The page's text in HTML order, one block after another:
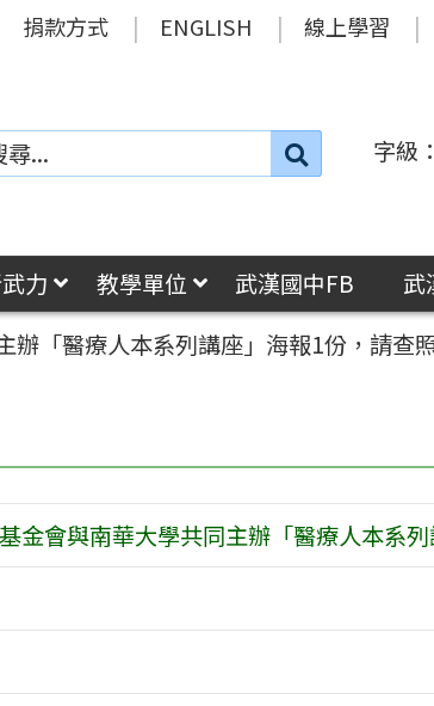
捐款方式 ENGLISH 線上學習
搜
字級：
力 教學單位 武漢國中FB 武
辦「醫療人本系列講座」海報1份，請查
金會與南華大學共同主辦「醫療人本系